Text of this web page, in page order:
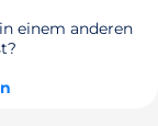
einem anderen